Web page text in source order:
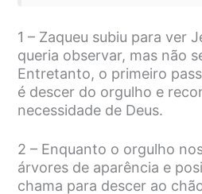
1 – Zaqueu subiu para ver
queria observar, mas não
Entretanto, o primeiro
é descer do orgulho e
necessidade de Deus.
2 – Enquanto o orgulho
árvores de aparência e
chama para descer ao